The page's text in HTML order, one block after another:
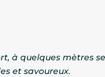
à quelques mètres
et savoureux.